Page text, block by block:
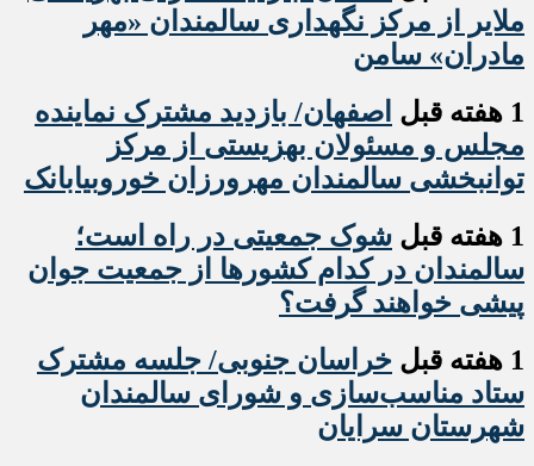
ملایر از مرکز نگهداری سالمندان «مهر
مادران» سامن
1 هفته قبل
اصفهان/ بازدید مشترک نماینده
مجلس و مسئولان بهزیستی از مرکز
توانبخشی سالمندان مهرورزان خوروبیابانک
1 هفته قبل
شوک جمعیتی در راه است؛
سالمندان در کدام کشورها از جمعیت جوان
پیشی خواهند گرفت؟
1 هفته قبل
خراسان جنوبی/ جلسه مشترک
ستاد مناسب‌سازی و شورای سالمندان
شهرستان سرایان